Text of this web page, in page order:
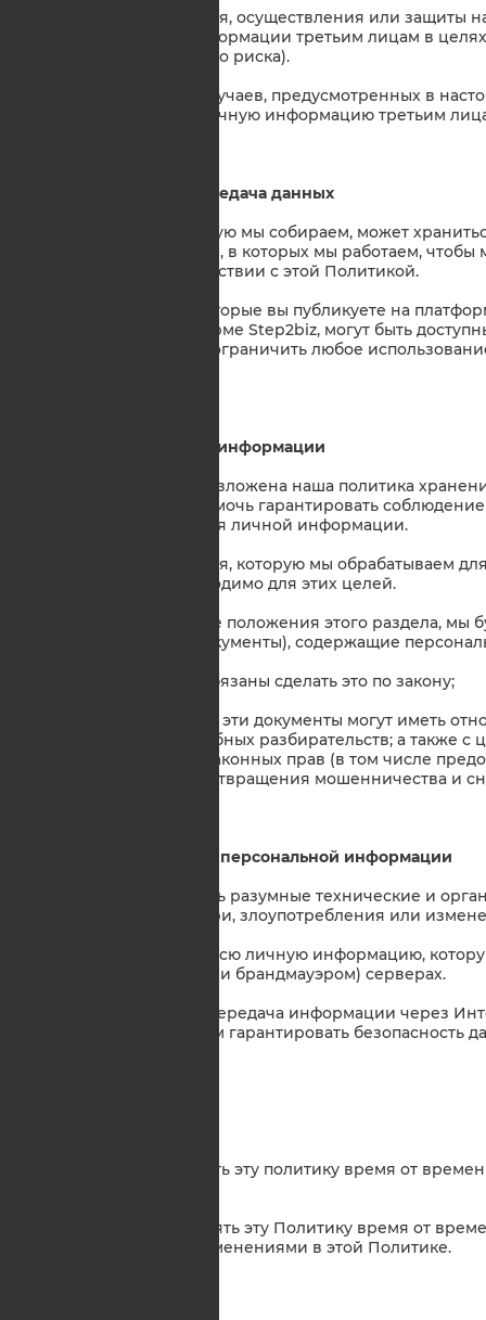
с целью установления, осуществления или защиты
предоставление информации третьим лицам в
снижения кредитного риска).
4.4. За исключением случаев, предусмотренных в
предоставлять вашу личную информацию третьим
5. Международная передача данных
5.1. Информация, которую мы собираем, может
между каждой из стран, в которых мы работаем, чтобы
информацию в соответствии с этой Политикой.
5.2. Личные данные, которые вы публикуете на
публикации на платформе Step2biz, могут быть
поэтому мы не можем ограничить любое
6. Сохранение личной информации
6.1. В данном разделе изложена наша политика
разработаны, чтобы помочь гарантировать
сохранению и удаления личной информации.
6.2. Личная информация, которую мы обрабатываем
дольше, чем это необходимо для этих целей.
6.3. Несмотря на другие положения этого раздела, мы
числе электронные документы), содержащие
в той мере, что мы обязаны сделать это по закону;
если мы считаем, что эти документы могут иметь
потенциальных судебных разбирательств; а также
или защиты наших законных прав (в том числе
лицам в целях предотвращения мошенничества и
7. Безопасность вашей персональной информации
7.1. Мы будем принимать разумные технические и
предотвращения потери, злоупотребления или
7.2. Мы будем хранить всю личную информацию,
защищенных (паролем и брандмауэром) серверах.
7.3. Вы признаете, что передача информации через
опасной и мы не можем гарантировать безопасность
8.1. Мы можем обновлять эту политику время от
8.2. Вы должны проверять эту Политику время от
согласны с любыми изменениями в этой Политике.